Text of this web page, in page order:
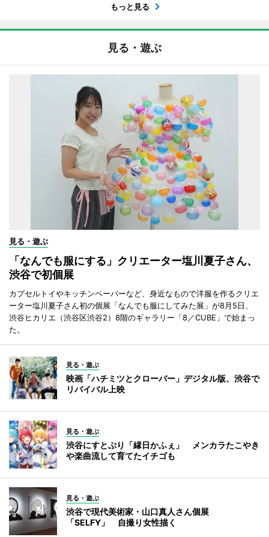
もっと見る
見る・遊ぶ
見る・遊ぶ
「なんでも服にする」クリエーター塩川夏子さん、
渋谷で初個展
カプセルトイやキッチンペーパーなど、身近なもので洋服を作るクリエ
ーター塩川夏子さん初の個展「なんでも服にしてみた展」が8月5日、
渋谷ヒカリエ（渋谷区渋谷2）8階のギャラリー「8／CUBE」で始まっ
た。
見る・遊ぶ
映画「ハチミツとクローバー」デジタル版、渋谷で
リバイバル上映
見る・遊ぶ
渋谷にすとぷり「縁日かふぇ」 メンカラたこやき
や楽曲流して育てたイチゴも
見る・遊ぶ
渋谷で現代美術家・山口真人さん個展
「SELFY」 自撮り女性描く